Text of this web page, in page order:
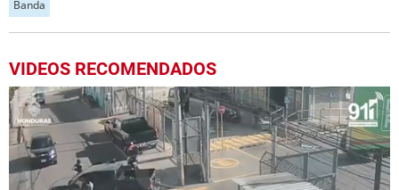
Banda
VIDEOS RECOMENDADOS